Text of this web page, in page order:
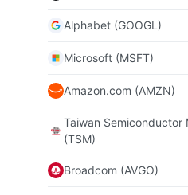
Alphabet (GOOGL)
Microsoft (MSFT)
Amazon.com (AMZN)
Taiwan Semiconductor
(TSM)
Broadcom (AVGO)